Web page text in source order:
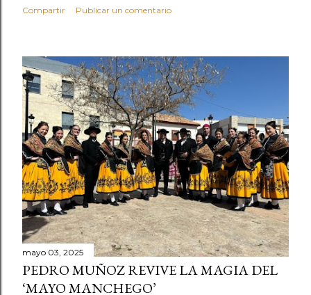
Compartir Publicar un comentario
mayo 03, 2025
PEDRO MUÑOZ REVIVE LA MAGIA DEL
‘MAYO MANCHEGO’